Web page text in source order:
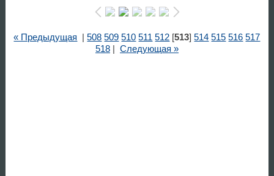
« Предыдущая |508 509 510 511 512 [513]514 515 516 517
518| Следующая »